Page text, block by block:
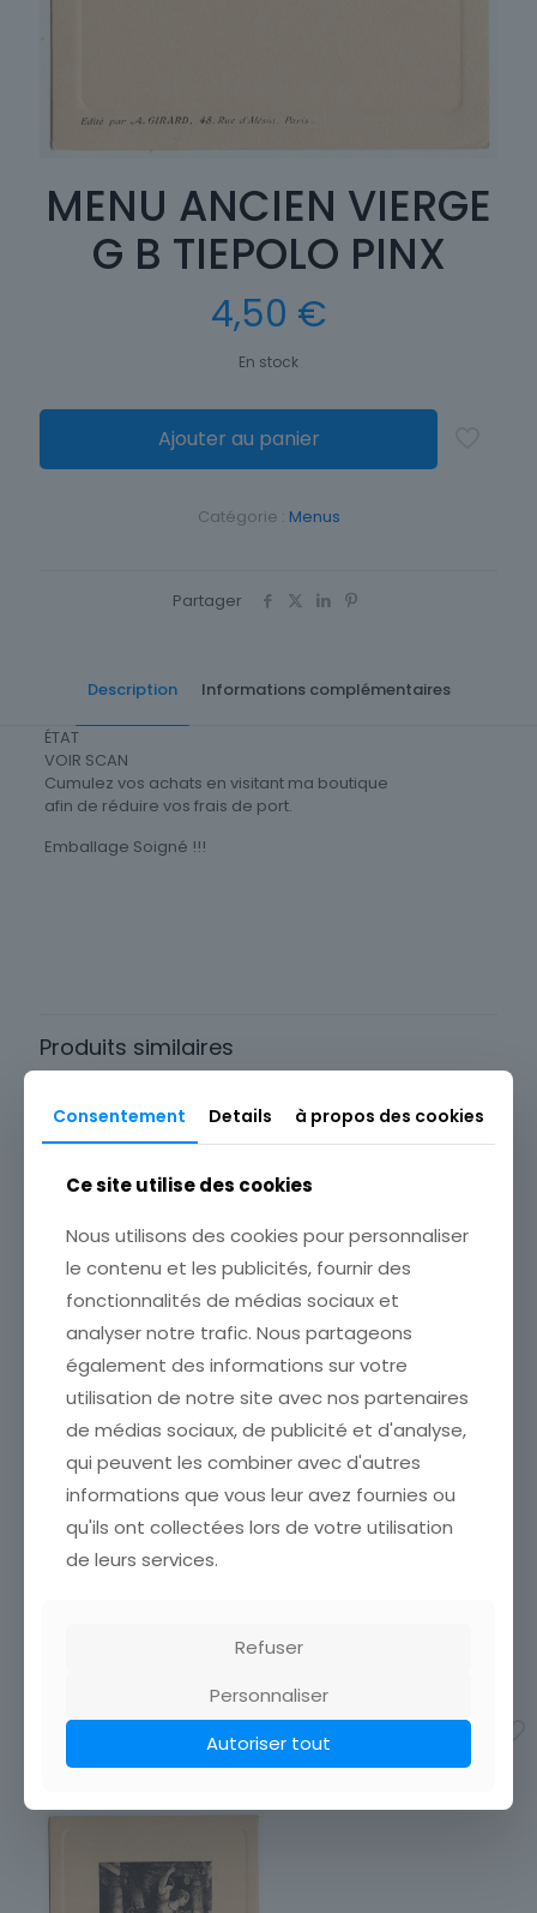
MENU ANCIEN VIERGE
G B TIEPOLO PINX
4,50 €
En stock
Ajouter au panier
Catégorie : Menus
Partager
Description Informations complémentaires
ÉTAT
VOIR SCAN
Cumulez vos achats en visitant ma boutique
afin de réduire vos frais de port.
Emballage Soigné !!!
Produits similaires
MENU ANCIEN VIERGE
GRAVURE BRAUN SOLEIL
COUCHANT EN MER
ÉTAT VOIR SCAN Cumulez
vos achats en visitant ma
LEONARDO DA VINCI PINX
Consentement Details à propos des cookies
Ce site utilise des cookies
Nous utilisons des cookies pour personnaliser
le contenu et les publicités, fournir des
fonctionnalités de médias sociaux et
analyser notre trafic. Nous partageons
également des informations sur votre
utilisation de notre site avec nos partenaires
de médias sociaux, de publicité et d'analyse,
qui peuvent les combiner avec d'autres
informations que vous leur avez fournies ou
qu'ils ont collectées lors de votre utilisation
de leurs services.
Refuser
Personnaliser
Autoriser tout